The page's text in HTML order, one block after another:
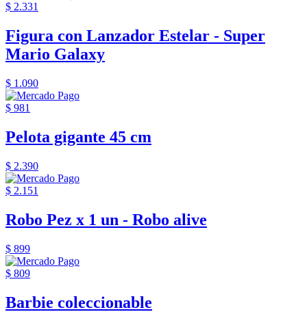
$ 2.331
Figura con Lanzador Estelar - Super
Mario Galaxy
$ 1.090
$ 981
Pelota gigante 45 cm
$ 2.390
$ 2.151
Robo Pez x 1 un - Robo alive
$ 899
$ 809
Barbie coleccionable